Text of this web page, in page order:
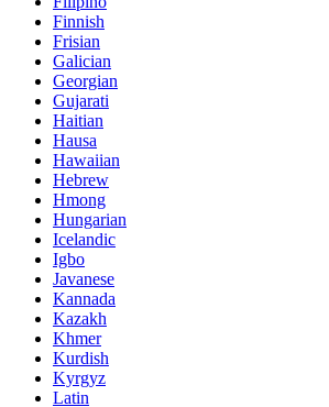
Finnish
Frisian
Galician
Georgian
Gujarati
Haitian
Hausa
Hawaiian
Hebrew
Hmong
Hungarian
Icelandic
Igbo
Javanese
Kannada
Kazakh
Khmer
Kurdish
Kyrgyz
Latin